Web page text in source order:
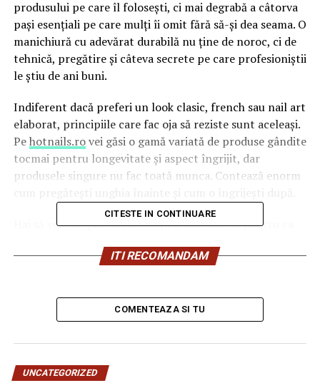
produsului pe care îl folosești, ci mai degrabă a câtorva
pași esențiali pe care mulți îi omit fără să-și dea seama. O
manichiură cu adevărat durabilă nu ține de noroc, ci de
tehnică, pregătire și câteva secrete pe care profesioniștii
le știu de ani buni.
Indiferent dacă preferi un look clasic, french sau nail art
elaborat, principiile care fac oja să reziste sunt aceleași.
Pehotnails.rovei găsi o gamă variată de produse gândite
tocmai pentru longevitate și aspect îngrijit, dar
produsele singure nu fac toată munca. Contează enorm
Hai să vedem, pas cu pas, ce poți face diferit pentru ca
una sau două săptămâni fără să arate uzat sau neglijat.
De ce se cojește oja? Cauzele
principale
Oja nu rezistă din mai multe motive, și de cele mai multe
CITESTE IN CONTINUARE
ITI RECOMANDAM
COMENTEAZA SI TU
UNCATEGORIZED